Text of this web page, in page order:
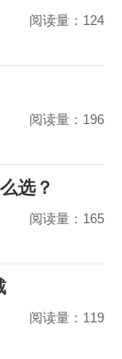
阅读量：124
阅读量：196
选？
阅读量：165
美国国
阅读量：119